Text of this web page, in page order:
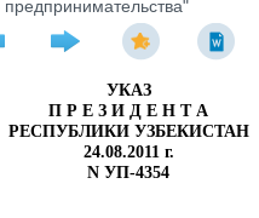
УКАЗ
П Р Е З И Д Е Н Т А
РЕСПУБЛИКИ УЗБЕКИСТАН
24.08.2011 г.
N УП-4354